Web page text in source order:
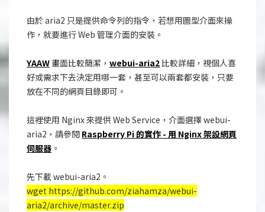
由於 aria2 只是提供命令列的指令，若想用圖型介面來操
作，就要進行 Web 管理介面的安裝。
YAAW 畫面比較簡潔， webui-aria2 比較詳細，視個人喜
好或需求下去決定用哪一套，甚至可以兩套都安裝，只要
放在不同的網頁目錄即可。
這裡使用 Nginx 來提供 Web Service，介面選擇 webui-
aria2，請參閱 Raspberry Pi 的實作 - 用 Nginx 架設網頁
伺服器 。
先下載 webui-aria2。
wget https://github.com/ziahamza/webui-
aria2/archive/master.zip